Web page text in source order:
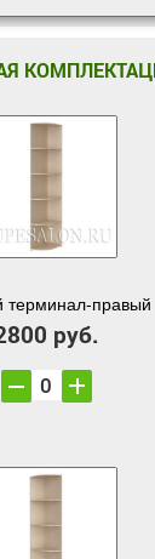
терминал-правый
руб.